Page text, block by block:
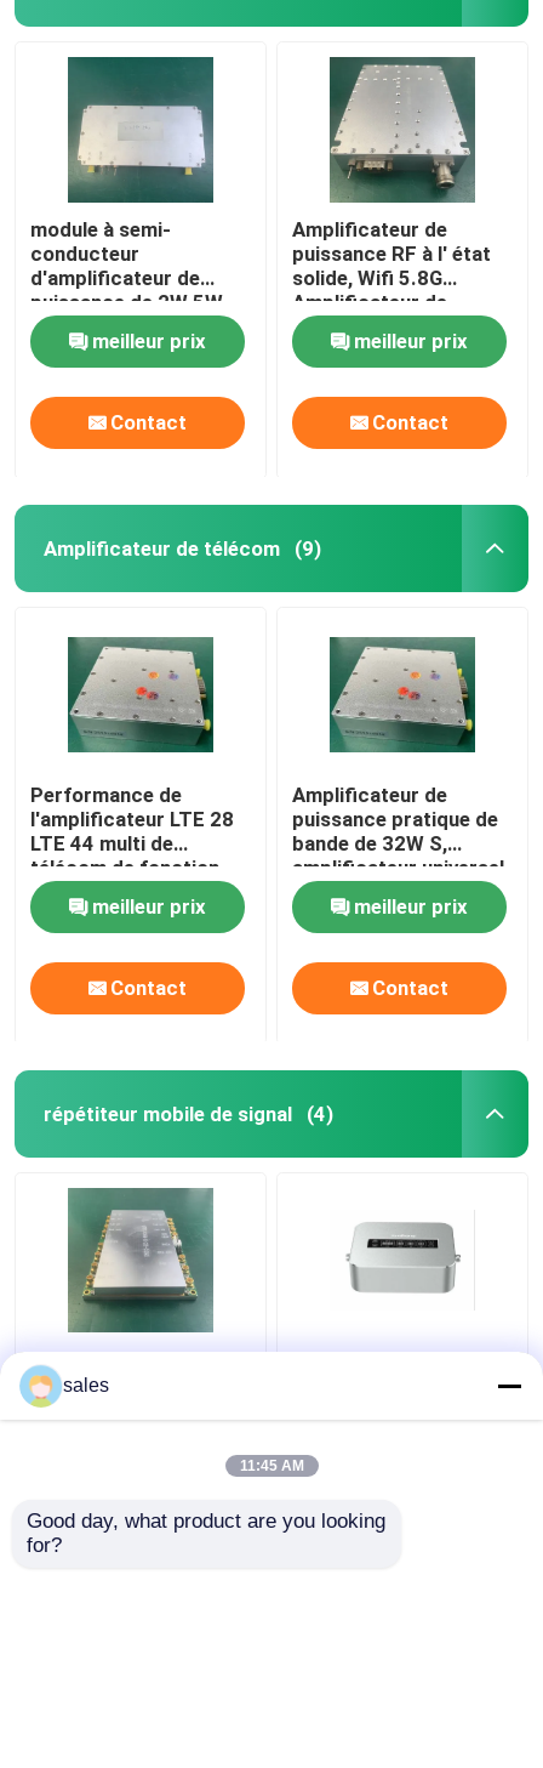
module à semi-
conducteur
d'amplificateur de
puissance de 2W 5W
10W rf 1000MHz
1500MHz avec SMA
Conncetor
meilleur prix
Contact
Amplificateur de
puissance RF à l' état
solide, Wifi 5.8G
Amplificateur de
courant élevé
meilleur prix
Contact
Amplificateur de télécom (9)
Performance de
l'amplificateur LTE 28
LTE 44 multi de
télécom de fonction
haute
meilleur prix
Contact
Amplificateur de
puissance pratique de
bande de 32W S,
amplificateur universel
d'émetteur de rf
meilleur prix
Contact
répétiteur mobile de signal (4)
Répétiteur mobile de
signal de FDD TDD,
propulseur de signal de
liaison descendante
téléphone portable de
5G NR
sales
11:45 AM
Good day, what product are you looking
for?